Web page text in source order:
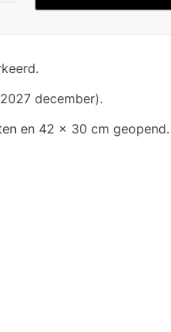
december).
en 42 x 30 cm geopend.